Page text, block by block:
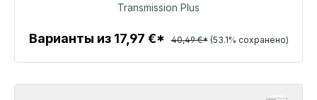
18,99 €
Детали
Transmission Plus
Варианты из 17,97 €* 40,49 €* (53.1% сохранено)